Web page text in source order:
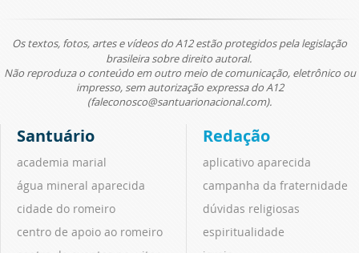
Os textos, fotos, artes e vídeos do A12 estão protegidos pela legislação
brasileira sobre direito autoral.
Não reproduza o conteúdo em outro meio de comunicação, eletrônico ou
impresso, sem autorização expressa do A12
(faleconosco@santuarionacional.com).
Santuário
academia marial
água mineral aparecida
cidade do romeiro
centro de apoio ao romeiro
Redação
aplicativo aparecida
campanha da fraternidade
dúvidas religiosas
espiritualidade